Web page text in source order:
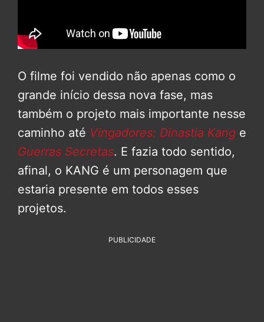
O filme foi vendido não apenas como o
grande início dessa nova fase, mas
também o projeto mais importante nesse
caminho até Vingadores: Dinastia Kang e
Guerras Secretas. E fazia todo sentido,
afinal, o KANG é um personagem que
estaria presente em todos esses
projetos.
PUBLICIDADE